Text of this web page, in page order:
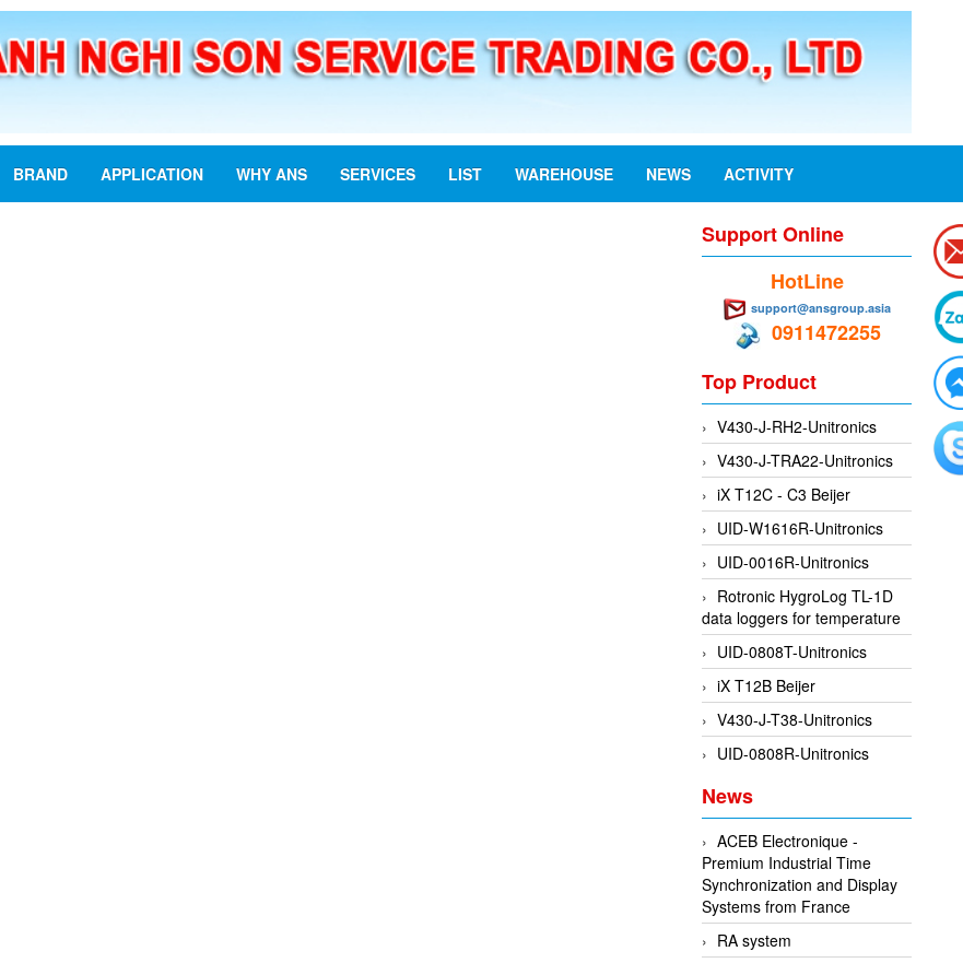
BRAND APPLICATION WHY ANS SERVICES LIST WAREHOUSE NEWS ACTIVITY
Support Online
HotLine
support@ansgroup.asia
0911472255
Top Product
V430-J-RH2-Unitronics
V430-J-TRA22-Unitronics
iX T12C - C3 Beijer
UID-W1616R-Unitronics
UID-0016R-Unitronics
Rotronic HygroLog TL-1D
data loggers for temperature
UID-0808T-Unitronics
iX T12B Beijer
V430-J-T38-Unitronics
UID-0808R-Unitronics
News
ACEB Electronique -
Premium Industrial Time
Synchronization and Display
Systems from France
RA system